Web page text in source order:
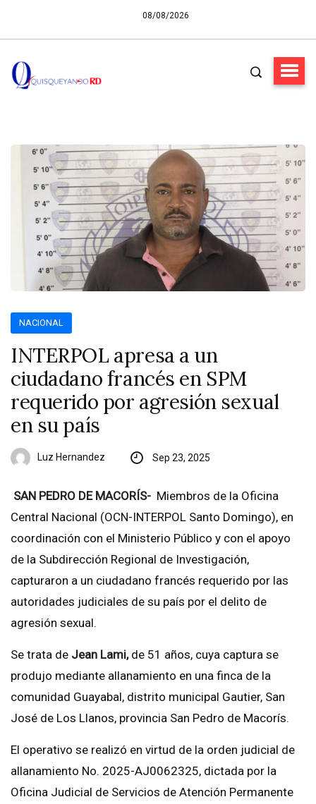
08/08/2026
NACIONAL
INTERPOL apresa a un
ciudadano francés en SPM
requerido por agresión sexual
en su país
Luz Hernandez Sep 23, 2025
SAN PEDRO DE MACORÍS- Miembros de la Oficina
Central Nacional (OCN-INTERPOL Santo Domingo), en
coordinación con el Ministerio Público y con el apoyo
de la Subdirección Regional de Investigación,
capturaron a un ciudadano francés requerido por las
autoridades judiciales de su país por el delito de
agresión sexual.
Se trata de Jean Lami,de 51 años, cuya captura se
produjo mediante allanamiento en una finca de la
comunidad Guayabal, distrito municipal Gautier, San
José de Los Llanos, provincia San Pedro de Macorís.
El operativo se realizó en virtud de la orden judicial de
allanamiento No. 2025-AJ0062325, dictada por la
Oficina Judicial de Servicios de Atención Permanente